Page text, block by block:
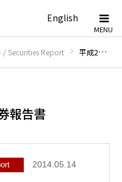
English
/ Securities Report 平成26年(第42期) 有価証券報告書
報告書
2014.05.14